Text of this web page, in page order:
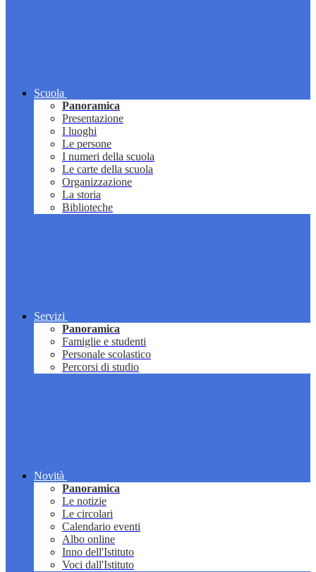
Scuola
Panoramica
Presentazione
I luoghi
Le persone
I numeri della scuola
Le carte della scuola
Organizzazione
La storia
Biblioteche
Servizi
Panoramica
Famiglie e studenti
Personale scolastico
Percorsi di studio
Novità
Panoramica
Le notizie
Le circolari
Calendario eventi
Albo online
Inno dell'Istituto
Voci dall'Istituto